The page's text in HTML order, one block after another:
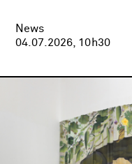
News
04.07.2026, 10h30